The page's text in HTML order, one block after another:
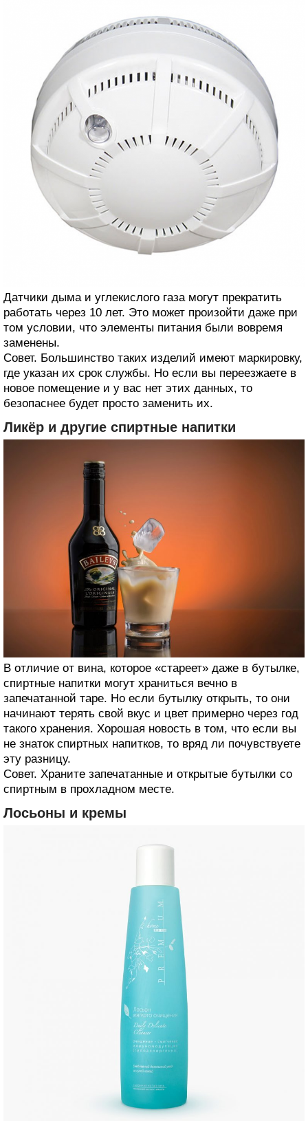
Датчики дыма и углекислого газа могут прекратить
работать через 10 лет. Это может произойти даже при
том условии, что элементы питания были вовремя
заменены.
Совет. Большинство таких изделий имеют маркировку,
где указан их срок службы. Но если вы переезжаете в
новое помещение и у вас нет этих данных, то
безопаснее будет просто заменить их.
Ликёр и другие спиртные напитки
В отличие от вина, которое «стареет» даже в бутылке,
спиртные напитки могут храниться вечно в
запечатанной таре. Но если бутылку открыть, то они
начинают терять свой вкус и цвет примерно через год
такого хранения. Хорошая новость в том, что если вы
не знаток спиртных напитков, то вряд ли почувствуете
эту разницу.
Совет. Храните запечатанные и открытые бутылки со
спиртным в прохладном месте.
Лосьоны и кремы